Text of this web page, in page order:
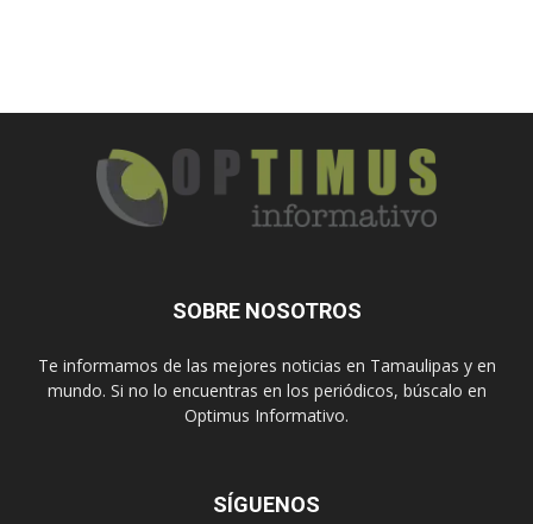
SOBRE NOSOTROS
Te informamos de las mejores noticias en Tamaulipas y en
mundo. Si no lo encuentras en los periódicos, búscalo en
Optimus Informativo.
SÍGUENOS